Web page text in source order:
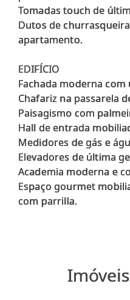
Tomadas touch de
Dutos de
apartamento.
EDIFÍCIO
Fachada moderna
Chafariz na passarela
Paisagismo com
Hall de entrada
Medidores de gás e
Elevadores de última
Academia moderna e
Espaço gourmet
com parrilla.